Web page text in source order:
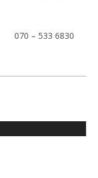
070 – 533 6830